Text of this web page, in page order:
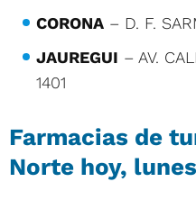
CORONA – D. F.
JAUREGUI – AV.
1401
Farmacias de
Norte hoy,